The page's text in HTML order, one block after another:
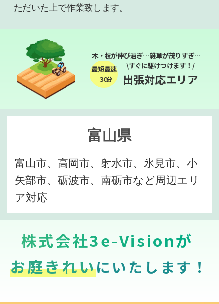
ただいた上で作業致します。
木・枝が伸び過ぎ…雑草が茂りすぎ…
最短最速
３０分
\すぐに駆けつけます！/
出張対応エリア
富山県
富山市、高岡市、射水市、氷見市、小
矢部市、砺波市、南砺市など周辺エリ
ア対応
株式会社3e-Visionが
お庭きれいにいたします！